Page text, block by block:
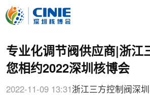
专业化调节阀供应商|浙江
您相约2022深圳核博会
2022-11-09 13:31 浙江三方控制阀深